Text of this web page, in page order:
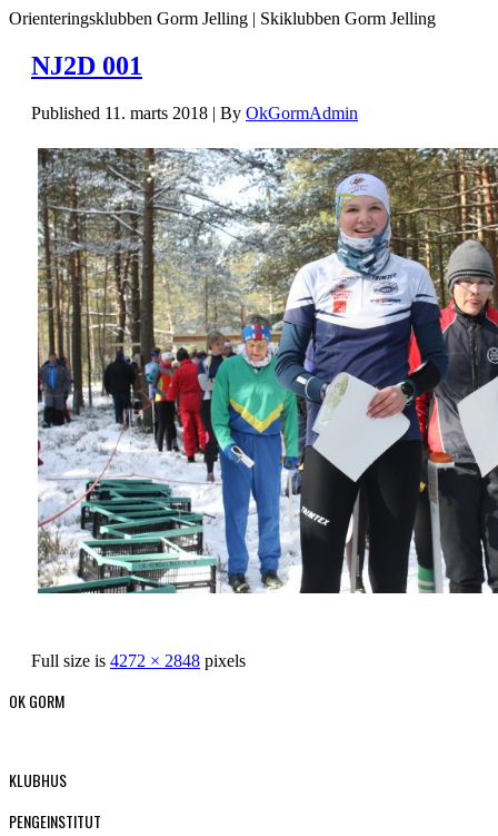
Orienteringsklubben Gorm Jelling | Skiklubben Gorm Jelling
NJ2D 001
Published 11. marts 2018 | By OkGormAdmin
Full size is 4272 × 2848 pixels
OK GORM
KLUBHUS
PENGEINSTITUT